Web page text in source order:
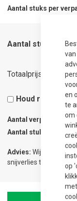
en
te
om
op
Aantal stuks per
Aantal stuks
Totaalprijs 7,25
Houd rekening
Aantal verpakkingen
Aantal stuks
Advies: Wij adviseren
snijverlies te